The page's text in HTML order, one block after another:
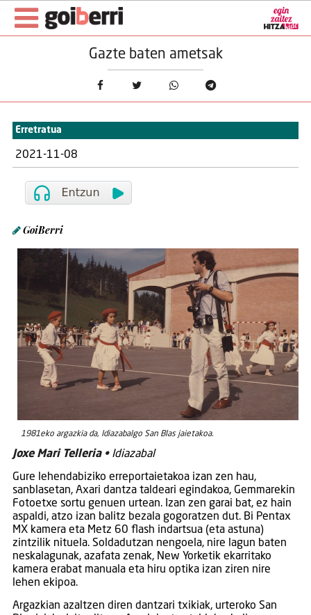
Gazte baten ametsak
Erretratua
2021-11-08
GoiBerri
1981eko argazkia da, Idiazabalgo San Blas jaietakoa.
Joxe Mari Telleria •Idiazabal
Gure lehendabiziko erreportaietakoa izan zen hau,
sanblasetan, Axari dantza taldeari egindakoa, Gemmarekin
Fotoetxe sortu genuen urtean. Izan zen garai bat, ez hain
aspaldi, atzo izan balitz bezala gogoratzen dut. Bi Pentax
MX kamera eta Metz 60 flash indartsua (eta astuna)
zintzilik nituela. Soldadutzan nengoela, nire lagun baten
neskalagunak, azafata zenak, New Yorketik ekarritako
kamera erabat manuala eta hiru optika izan ziren nire
lehen ekipoa.
Argazkian azaltzen diren dantzari txikiak, urteroko San